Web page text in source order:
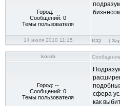
Город: --
Сообщений: 0
Темы пользователя
14 июля 2010 11:15 ICQ: -- |
korob Сообщение
Город: --
Сообщений: 0
Темы пользователя
сфера
как